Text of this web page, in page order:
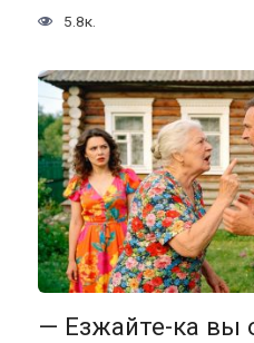
5.8к.
— Езжайте-ка вы